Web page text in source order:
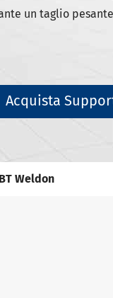
un taglio
Acquista
Weldon